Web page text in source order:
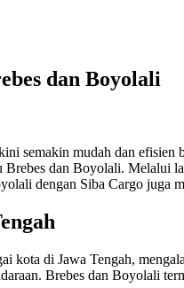
dan Boyolali
semakin mudah dan
dan Boyolali. Melalui
dengan Siba Cargo
kota di Jawa Tengah,
Brebes dan Boyolali